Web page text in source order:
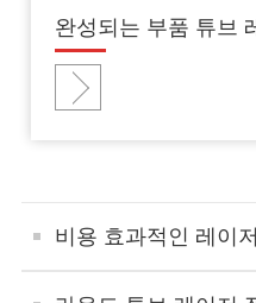
완성되는 부품 튜브
비용 효과적인 레이